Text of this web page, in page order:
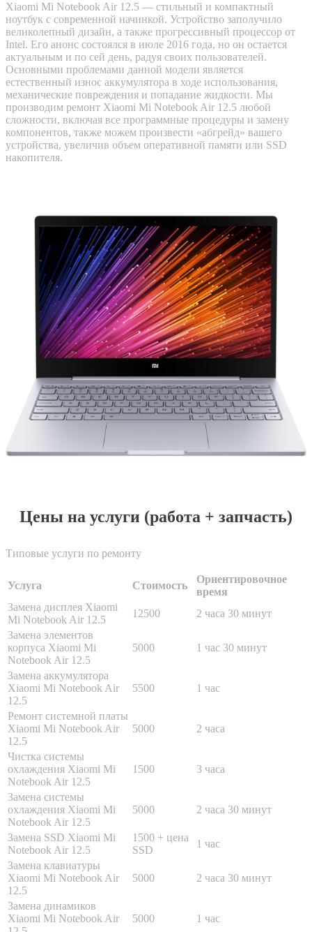
Xiaomi Mi Notebook Air 12.5 — стильный и компактный
ноутбук с современной начинкой. Устройство заполучило
великолепный дизайн, а также прогрессивный процессор от
Intel. Его анонс состоялся в июле 2016 года, но он остается
актуальным и по сей день, радуя своих пользователей.
Основными проблемами данной модели является
естественный износ аккумулятора в ходе использования,
механические повреждения и попадание жидкости. Мы
производим ремонт Xiaomi Mi Notebook Air 12.5 любой
сложности, включая все программные процедуры и замену
компонентов, также можем произвести «абгрейд» вашего
устройства, увеличив объем оперативной памяти или SSD
накопителя.
Цены на услуги (работа + запчасть)
Типовые услуги по ремонту
Услуга Стоимость
Ориентировочное
время
Замена дисплея Xiaomi
Mi Notebook Air 12.5
12500
2 часа 30 минут
Замена элементов
корпуса Xiaomi Mi
Notebook Air 12.5
5000 1 час 30 минут
Замена аккумулятора
Xiaomi Mi Notebook Air
12.5
5500 1 час
Ремонт системной платы
Xiaomi Mi Notebook Air
12.5
5000 2 часа
Чистка системы
охлаждения Xiaomi Mi
Notebook Air 12.5
1500 3 часа
Замена системы
охлаждения Xiaomi Mi
Notebook Air 12.5
5000 2 часа 30 минут
Замена SSD Xiaomi Mi
Notebook Air 12.5
1500 + цена
SSD
1 час
Замена клавиатуры
Xiaomi Mi Notebook Air
12.5
5000 2 часа 30 минут
Замена динамиков
Xiaomi Mi Notebook Air
5000 1 час